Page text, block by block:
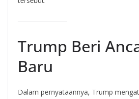
Trump Beri
Baru
Dalam pernyataannya, Trump